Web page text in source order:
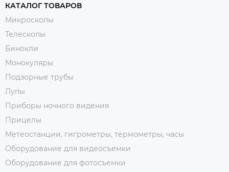
КАТАЛОГ ТОВАРОВ
Микроскопы
Телескопы
Бинокли
Монокуляры
Подзорные трубы
Лупы
Приборы ночного видения
Прицелы
Метеостанции, гигрометры, термометры, часы
Оборудование для видеосъемки
Оборудование для фотосъемки